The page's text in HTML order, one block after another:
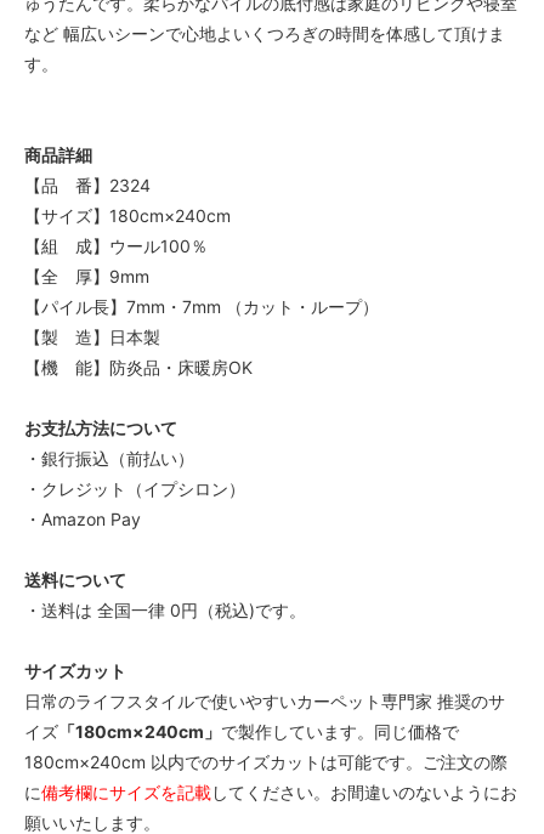
など 幅広いシーンで心地よいくつろぎの時間を体感して頂けま
す。
商品詳細
【品 番】2324
【サイズ】180cm×240cm
【組 成】ウール100％
【全 厚】9mm
【パイル長】7mm・7mm （カット・ループ）
【製 造】日本製
【機 能】防炎品・床暖房OK
お支払方法について
・銀行振込（前払い）
・クレジット（イプシロン）
・Amazon Pay
送料について
・送料は 全国一律 0円（税込)です。
サイズカット
日常のライフスタイルで使いやすいカーペット専門家 推奨のサ
イズ 「180cm×240cm」 で製作しています。同じ価格で
180cm×240cm 以内でのサイズカットは可能です。ご注文の際
に備考欄にサイズを記載してください。お間違いのないようにお
願いいたします。